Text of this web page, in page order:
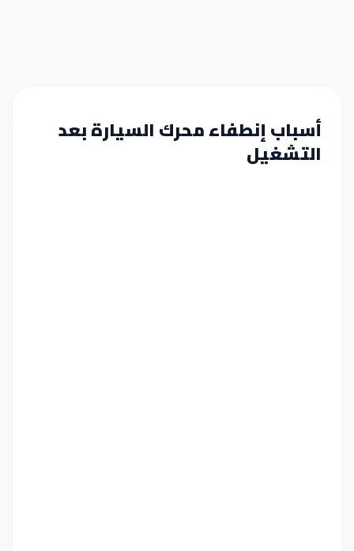
أسباب إنطفاء محرك السيارة بعد
التشغيل